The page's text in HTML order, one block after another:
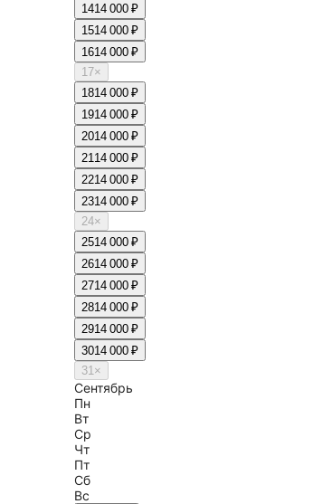
1414 000 ₽
1514 000 ₽
1614 000 ₽
17×
1814 000 ₽
1914 000 ₽
2014 000 ₽
2114 000 ₽
2214 000 ₽
2314 000 ₽
24×
2514 000 ₽
2614 000 ₽
2714 000 ₽
2814 000 ₽
2914 000 ₽
3014 000 ₽
31×
Сентябрь
Пн
Вт
Ср
Чт
Пт
Сб
Вс